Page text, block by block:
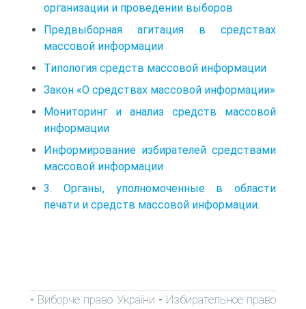
организации и проведении выборов
Предвыборная агитация в средствах
массовой информации
Типология средств массовой информации
Закон «О средствах массовой информации»
Мониторинг и анализ средств массовой
информации
Информирование избирателей средствами
массовой информации
3. Органы, уполномоченные в области
печати и средств массовой информации.
- Виборче право України - Избирательное право